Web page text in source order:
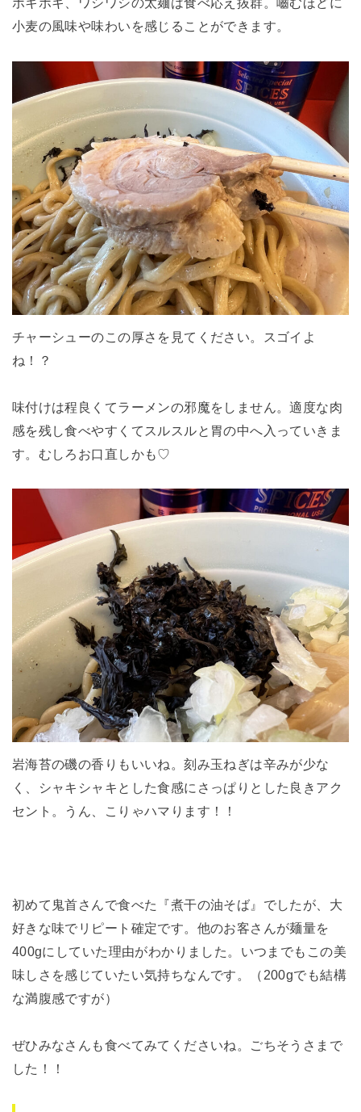
小麦の風味や味わいを感じることができます。
チャーシューのこの厚さを見てください。スゴイよ
ね！？
味付けは程良くてラーメンの邪魔をしません。適度な肉
感を残し食べやすくてスルスルと胃の中へ入っていきま
す。むしろお口直しかも♡
岩海苔の磯の香りもいいね。刻み玉ねぎは辛みが少な
く、シャキシャキとした食感にさっぱりとした良きアク
セント。うん、こりゃハマります！！
初めて鬼首さんで食べた『煮干の油そば』でしたが、大
好きな味でリピート確定です。他のお客さんが麺量を
400gにしていた理由がわかりました。いつまでもこの美
味しさを感じていたい気持ちなんです。（200gでも結構
な満腹感ですが）
ぜひみなさんも食べてみてくださいね。ごちそうさまで
した！！